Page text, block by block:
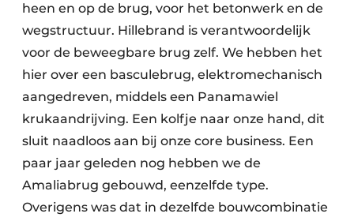
heen en op de brug, voor het betonwerk en de
wegstructuur. Hillebrand is verantwoordelijk
voor de beweegbare brug zelf. We hebben het
hier over een basculebrug, elektromechanisch
aangedreven, middels een Panamawiel
krukaandrijving. Een kolfje naar onze hand, dit
sluit naadloos aan bij onze core business. Een
paar jaar geleden nog hebben we de
Amaliabrug gebouwd, eenzelfde type.
Overigens was dat in dezelfde bouwcombinatie